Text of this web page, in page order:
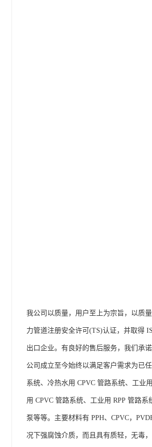
我公司以质量，用户至上为宗旨，以质
力管道注册安全许可(TS)认证，并取得
出口企业。有良好的售后服务，我们承
公司成立至今始终以满足客户需求为已
系统、冷热水用 CPVC 管路系统、工业
用 CPVC 管路系统、工业用 RPP 管路
泵等等。主要材料有 PPH、CPVC，
况下强腐蚀介质，而且具有质轻，无毒